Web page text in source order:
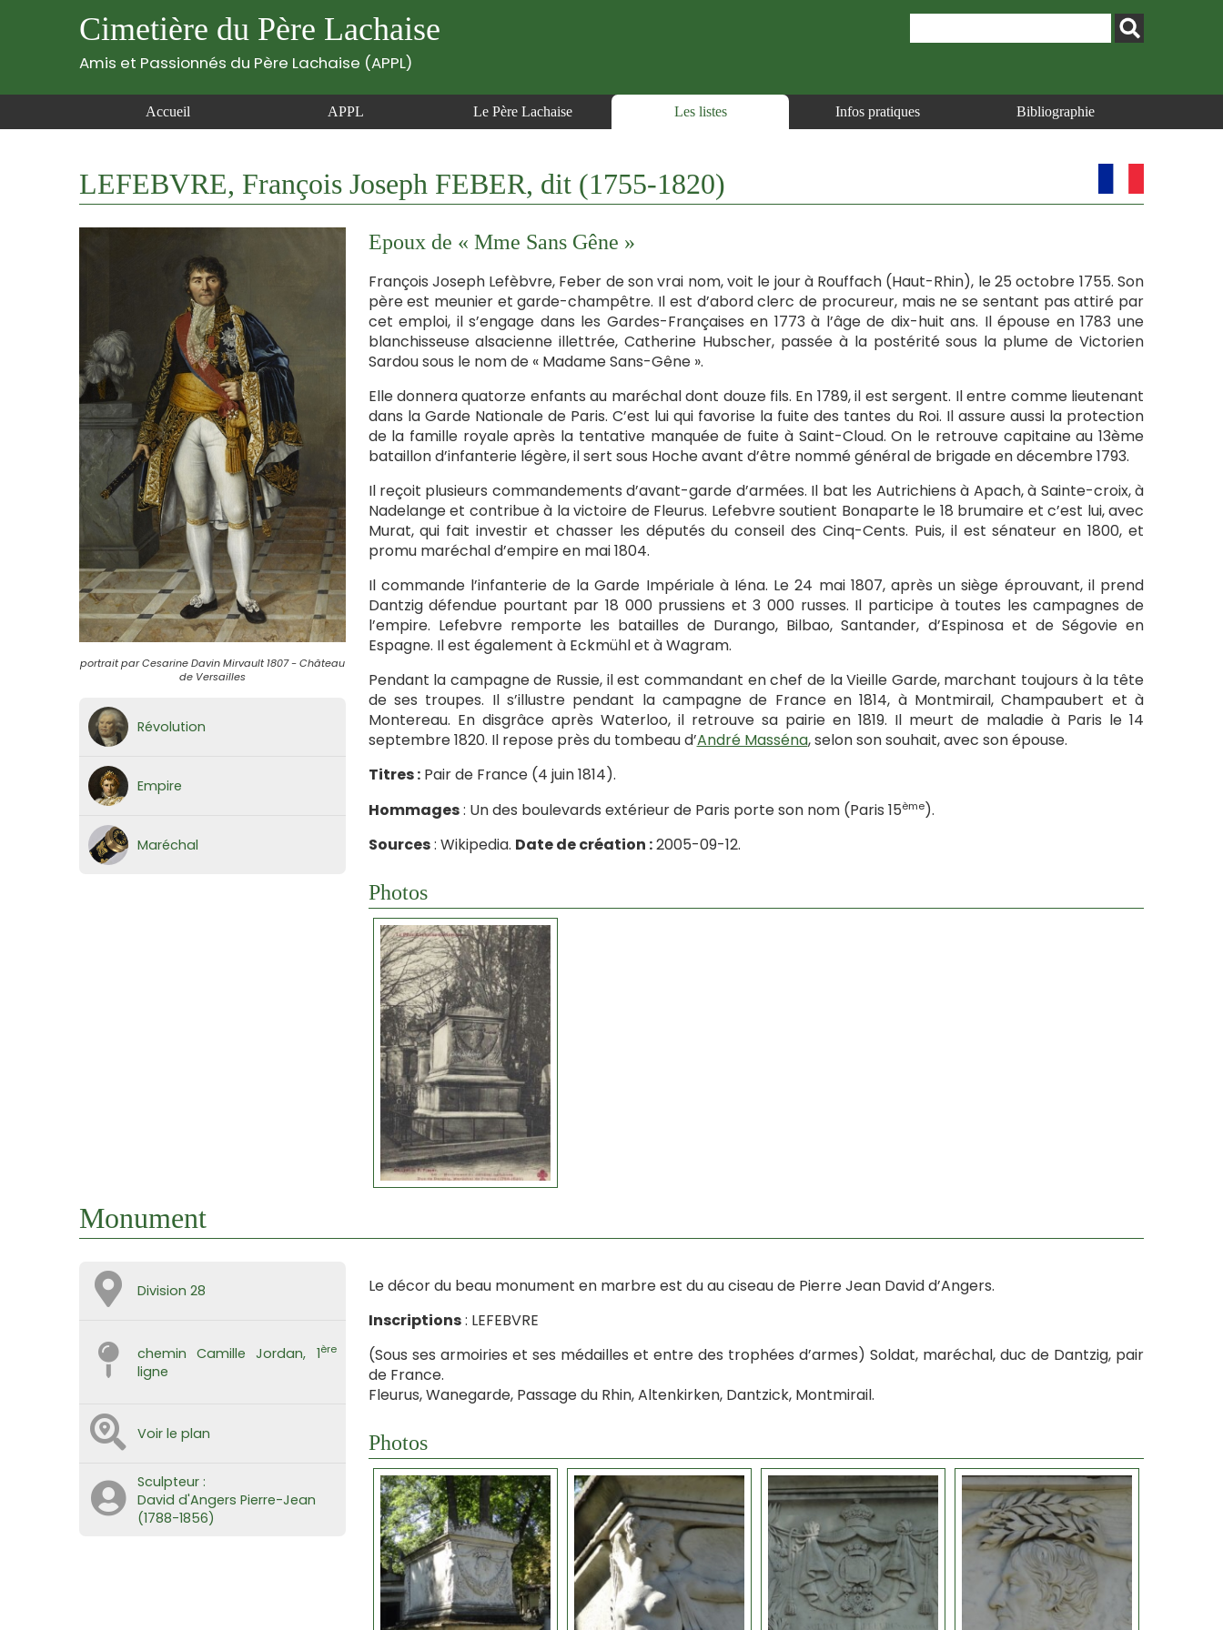
Cimetière du Père Lachaise
Amis et Passionnés du Père Lachaise (APPL)
Accueil APPL Le Père Lachaise Les listes Infos pratiques Bibliographie
LEFEBVRE, François Joseph FEBER, dit (1755-1820)
portrait par Cesarine Davin Mirvault 1807 - Château
de Versailles
Révolution
Empire
Maréchal
Epoux de « Mme Sans Gêne »
François Joseph Lefèbvre, Feber de son vrai nom, voit le jour à Rouffach (Haut-Rhin), le 25 octobre 1755. Son
père est meunier et garde-champêtre. Il est d’abord clerc de procureur, mais ne se sentant pas attiré par
cet emploi, il s’engage dans les Gardes-Françaises en 1773 à l’âge de dix-huit ans. Il épouse en 1783 une
blanchisseuse alsacienne illettrée, Catherine Hubscher, passée à la postérité sous la plume de Victorien
Sardou sous le nom de « Madame Sans-Gêne ».
Elle donnera quatorze enfants au maréchal dont douze fils. En 1789, il est sergent. Il entre comme lieutenant
dans la Garde Nationale de Paris. C’est lui qui favorise la fuite des tantes du Roi. Il assure aussi la protection
de la famille royale après la tentative manquée de fuite à Saint-Cloud. On le retrouve capitaine au 13ème
bataillon d’infanterie légère, il sert sous Hoche avant d’être nommé général de brigade en décembre 1793.
Il reçoit plusieurs commandements d’avant-garde d’armées. Il bat les Autrichiens à Apach, à Sainte-croix, à
Nadelange et contribue à la victoire de Fleurus. Lefebvre soutient Bonaparte le 18 brumaire et c’est lui, avec
Murat, qui fait investir et chasser les députés du conseil des Cinq-Cents. Puis, il est sénateur en 1800, et
promu maréchal d’empire en mai 1804.
Il commande l’infanterie de la Garde Impériale à Iéna. Le 24 mai 1807, après un siège éprouvant, il prend
Dantzig défendue pourtant par 18 000 prussiens et 3 000 russes. Il participe à toutes les campagnes de
l’empire. Lefebvre remporte les batailles de Durango, Bilbao, Santander, d’Espinosa et de Ségovie en
Espagne. Il est également à Eckmühl et à Wagram.
Pendant la campagne de Russie, il est commandant en chef de la Vieille Garde, marchant toujours à la tête
de ses troupes. Il s’illustre pendant la campagne de France en 1814, à Montmirail, Champaubert et à
Montereau. En disgrâce après Waterloo, il retrouve sa pairie en 1819. Il meurt de maladie à Paris le 14
septembre 1820. Il repose près du tombeau d’André Masséna, selon son souhait, avec son épouse.
Titres :Pair de France (4 juin 1814).
Hommages: Un des boulevards extérieur de Paris porte son nom (Paris 15ème).
Sources: Wikipedia. Date de création :2005-09-12.
Photos
Monument
Division 28
chemin Camille Jordan, 1ère
ligne
Voir le plan
Sculpteur :
David d'Angers Pierre-Jean
(1788-1856)
Le décor du beau monument en marbre est du au ciseau de Pierre Jean David d’Angers.
Inscriptions: LEFEBVRE
(Sous ses armoiries et ses médailles et entre des trophées d’armes) Soldat, maréchal, duc de Dantzig, pair
de France.
Fleurus, Wanegarde, Passage du Rhin, Altenkirken, Dantzick, Montmirail.
Photos